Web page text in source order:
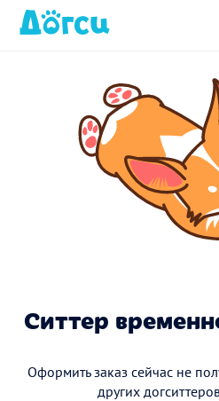
Ситтер
Оформить заказ сейчас не
других